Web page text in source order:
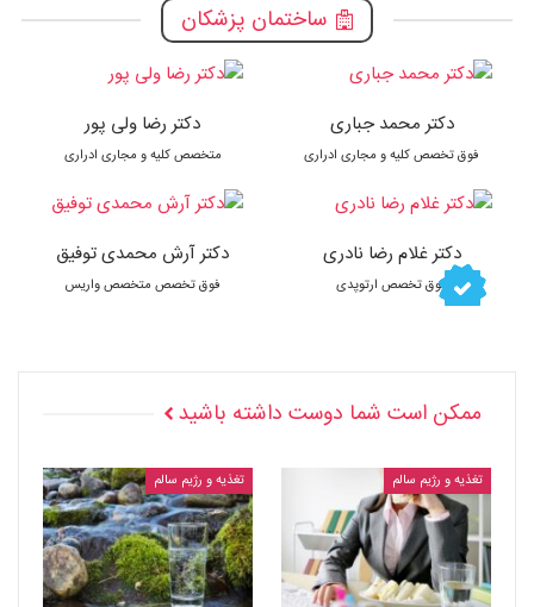
ساختمان پزشکان
دکتر محمد جباری
فوق تخصص کلیه و مجاری ادراری
دکتر غلام رضا نادری
فوق تخصص ارتوپدی
دکتر رضا ولی پور
متخصص کلیه و مجاری ادراری
دکتر آرش محمدی توفیق
فوق تخصص متخصص واریس
ممکن است شما دوست داشته باشید
تغذیه و رژیم سالم تغذیه و رژیم سالم